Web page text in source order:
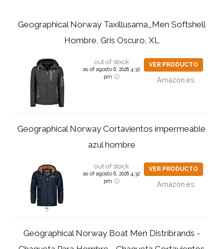
Geographical Norway Taxillusama_Men Softshell
Hombre, Gris Oscuro, XL
out of stock
as of agosto 6, 2026 4:32
pm
VER PRODUCTO
Amazon.es
Geographical Norway Cortavientos impermeable
azul hombre
out of stock
as of agosto 6, 2026 4:32
pm
VER PRODUCTO
Amazon.es
Geographical Norway Boat Men Distribrands -